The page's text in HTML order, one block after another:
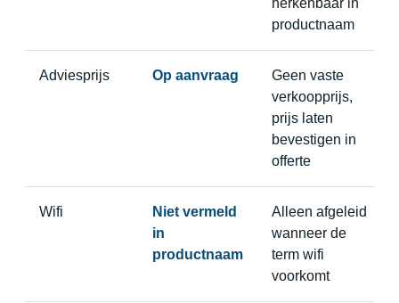
herkenbaar in
productnaam
Adviesprijs Op aanvraag
Geen vaste
verkoopprijs,
prijs laten
bevestigen in
offerte
Wifi
Niet vermeld
in
productnaam
Alleen afgeleid
wanneer de
term wifi
voorkomt